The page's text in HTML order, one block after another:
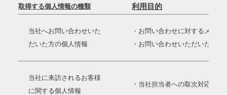
取得する個人情報の種類 利用目的
当社へお問い合わせいた
だいた方の個人情報
・お問い合わせに対するメー
・お問い合わせいただいた方の
当社に来訪されるお客様
に関する個人情報
・当社担当者への取次対応